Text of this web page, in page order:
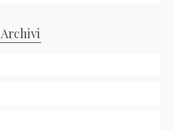
Archivi